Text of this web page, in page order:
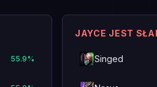
55.9%
JAYCE JEST
Singed